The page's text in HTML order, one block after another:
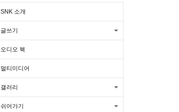
복 웨딩촬영 한복 피팅 후기새 창 열림
아고다 할인코드 7월 쿠폰 4개 국내 일
본 포함새 창 열림
아고다 할인코드 7월 호텔 쿠폰 최대
할인받는 방법새 창 열림
여수 여행 코스 마사지샵 여수 마사지
샵 추천 타이 아로마새 창 열림
트립닷컴 할인코드 총정리 7월 8월 항
SNK 소개
글쓰기
오디오 북
멀티미디어
갤러리
쉬어가기